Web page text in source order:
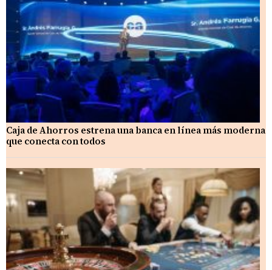
Caja de Ahorros estrena una banca en línea más moderna
que conecta con todos